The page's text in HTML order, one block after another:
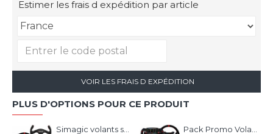
Estimer les frais d expédition par article
VOIR LES FRAIS D EXPÉDITION
PLUS D'OPTIONS POUR CE PRODUIT